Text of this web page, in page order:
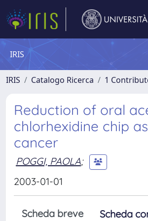
IRIS
IRIS Catalogo Ricerca 1
Reduction of oral
chlorhexidine chip
cancer
POGGI, PAOLA;
2003-01-01
Scheda breve Scheda